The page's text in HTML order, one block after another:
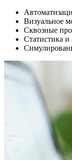
Визуальное
Сквозные
Статистика и